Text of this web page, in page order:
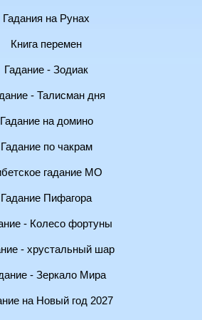
Гадания на Рунах
Книга перемен
Гадание - Зодиак
- Талисман дня
Гадание на домино
Гадание по чакрам
гадание МО
Гадание Пифагора
- Колесо фортуны
- хрустальный шар
- Зеркало Мира
на Новый год 2027